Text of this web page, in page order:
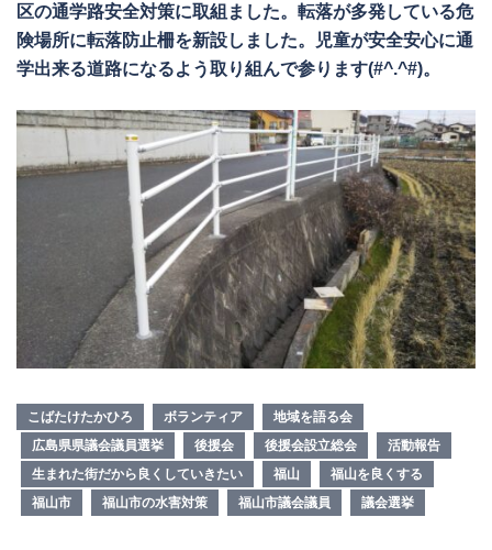
区の通学路安全対策に取組ました。転落が多発している危
険場所に転落防止柵を新設しました。児童が安全安心に通
学出来る道路になるよう取り組んで参ります(#^.^#)。
こばたけたかひろ ボランティア
地域を語る会
広島県県議会議員選挙
後援会 後援会設立総会
活動報告
生まれた街だから良くしていきたい
福山
福山を良くする
福山市
福山市の水害対策 福山市議会議員 議会選挙